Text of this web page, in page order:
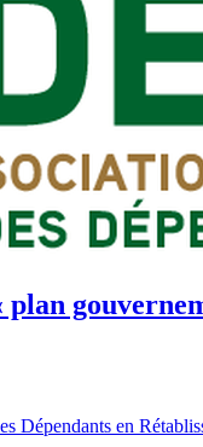
Dépendants en